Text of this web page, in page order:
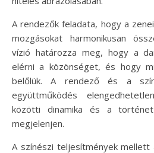
A rendezők feladata, hogy a
mozgásokat harmonikusan
vízió határozza meg, hogy a
elérni a közönséget, és hogy
belőlük. A rendező és a
együttműködés
közötti dinamika és a
megjelenjen.
A színészi teljesítmények